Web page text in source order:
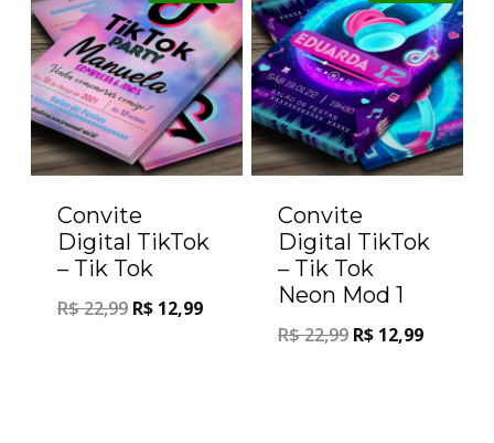
Convite
Digital TikTok
– Tik Tok
R$22,99 R$ 12,99
Convite
Digital TikTok
– Tik Tok
Neon Mod 1
R$22,99 R$ 12,99